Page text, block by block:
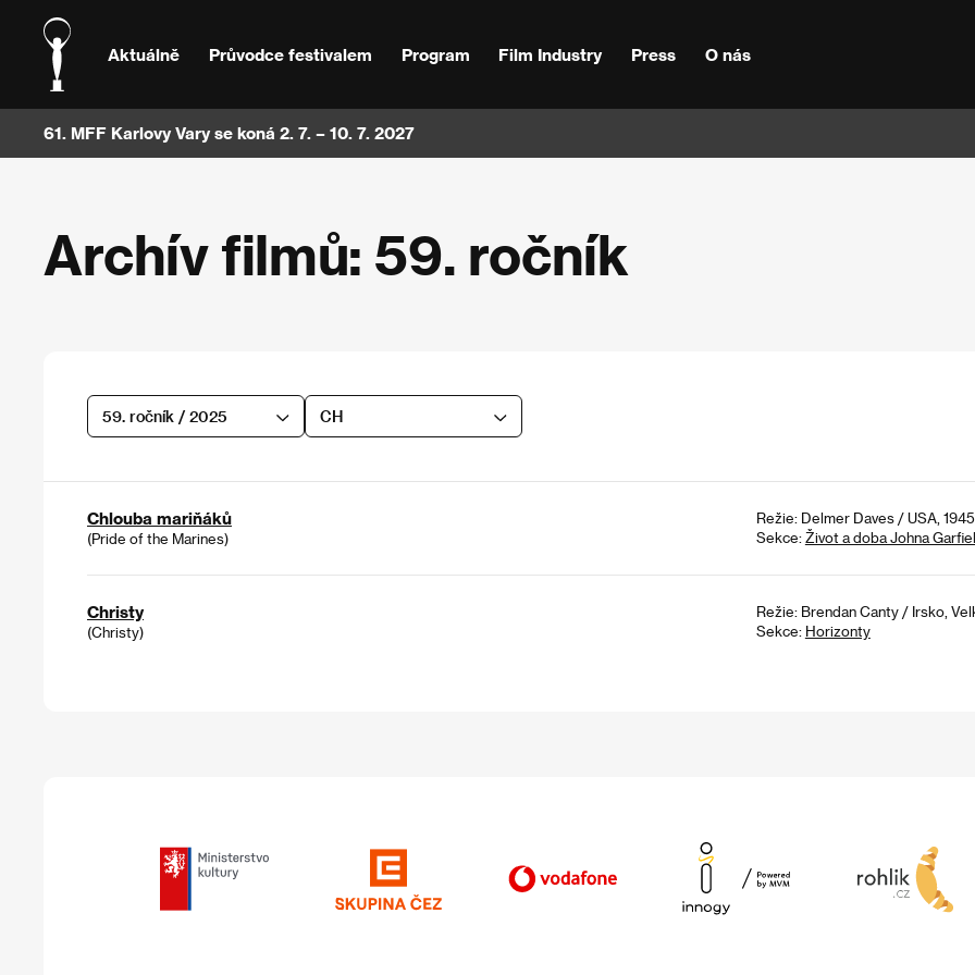
Aktuálně Průvodce festivalem Program Film Industry Press O nás
61. MFF Karlovy Vary se koná 2. 7. – 10. 7. 2027
Archív filmů: 59. ročník
59. ročník / 2025 CH
Chlouba mariňáků
(Pride of the Marines)
Režie: Delmer Daves / USA,
Sekce: Život a doba Johna
Christy
(Christy)
Režie: Brendan Canty / Irsko,
Sekce: Horizonty